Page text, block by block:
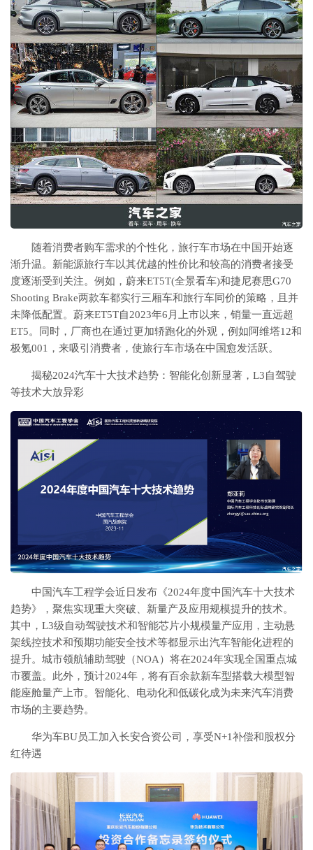
随着消费者购车需求的个性化，旅行车市场在中国开始逐
渐升温。新能源旅行车以其优越的性价比和较高的消费者接受
度逐渐受到关注。例如，蔚来ET5T(全景看车)和捷尼赛思G70
Shooting Brake两款车都实行三厢车和旅行车同价的策略，且并
未降低配置。蔚来ET5T自2023年6月上市以来，销量一直远超
ET5。同时，厂商也在通过更加轿跑化的外观，例如阿维塔12和
极氪001，来吸引消费者，使旅行车市场在中国愈发活跃。
揭秘2024汽车十大技术趋势：智能化创新显著，L3自驾驶
等技术大放异彩
中国汽车工程学会近日发布《2024年度中国汽车十大技术
趋势》，聚焦实现重大突破、新量产及应用规模提升的技术。
其中，L3级自动驾驶技术和智能芯片小规模量产应用，主动悬
架线控技术和预期功能安全技术等都显示出汽车智能化进程的
提升。城市领航辅助驾驶（NOA）将在2024年实现全国重点城
市覆盖。此外，预计2024年，将有百余款新车型搭载大模型智
能座舱量产上市。智能化、电动化和低碳化成为未来汽车消费
市场的主要趋势。
华为车BU员工加入长安合资公司，享受N+1补偿和股权分
红待遇